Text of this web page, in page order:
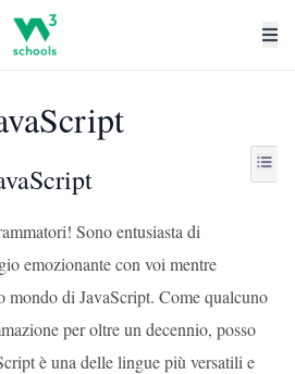
Sono entusiasta di
emozionante con voi mentre
mondo di JavaScript. Come qualcuno
per oltre un decennio, posso
è una delle lingue più versatili e